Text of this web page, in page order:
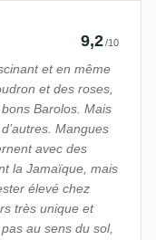
9,2/10
et en même
et des roses,
Barolos. Mais
Mangues
avec des
la Jamaïque, mais
élevé chez
très unique et
au sens du sol,